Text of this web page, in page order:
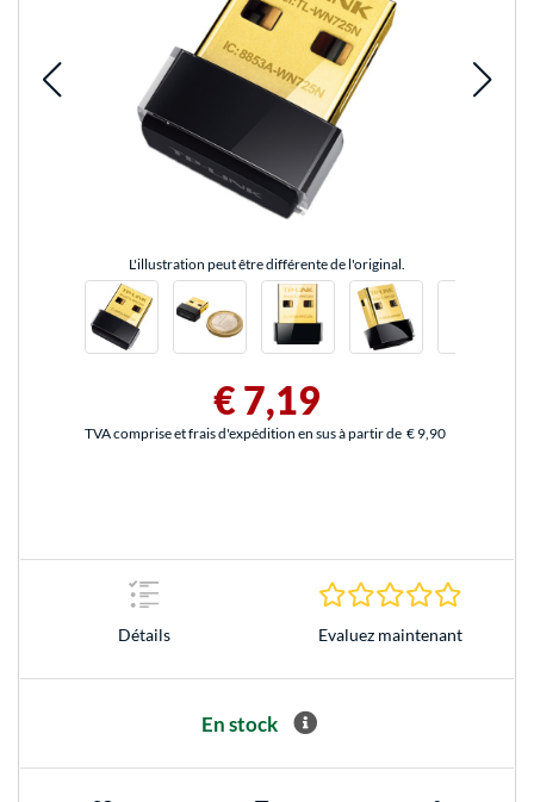
L'illustration peut être différente de l'original.
€ 7,19
TVA comprise et frais d'expédition en sus à partir de € 9,90
Détails Evaluez maintenant
En stock